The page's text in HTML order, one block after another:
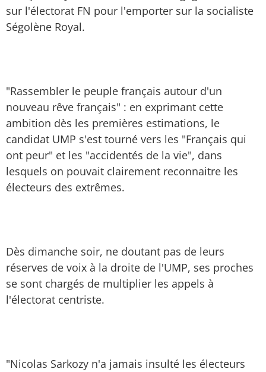
sur l'électorat FN pour l'emporter sur la socialiste
Ségolène Royal.
"Rassembler le peuple français autour d'un
nouveau rêve français" : en exprimant cette
ambition dès les premières estimations, le
candidat UMP s'est tourné vers les "Français qui
ont peur" et les "accidentés de la vie", dans
lesquels on pouvait clairement reconnaitre les
électeurs des extrêmes.
Dès dimanche soir, ne doutant pas de leurs
réserves de voix à la droite de l'UMP, ses proches
se sont chargés de multiplier les appels à
l'électorat centriste.
"Nicolas Sarkozy n'a jamais insulté les électeurs